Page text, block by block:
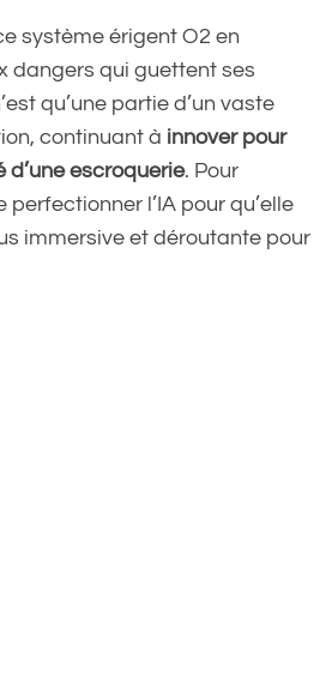
système érigent O2 en
dangers qui guettent ses
qu’une partie d’un vaste
continuant à innover pour
d’une escroquerie. Pour
perfectionner l’IA pour qu’elle
immersive et déroutante pour